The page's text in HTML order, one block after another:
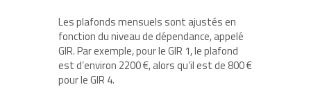
Les plafonds mensuels sont ajustés en
fonction du niveau de dépendance, appelé
GIR. Par exemple, pour le GIR 1, le plafond
est d’environ 2200 €, alors qu’il est de 800 €
pour le GIR 4.